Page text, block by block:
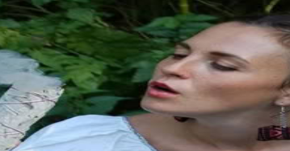
ascolto profondo e cura di sé a Vienna. In questo